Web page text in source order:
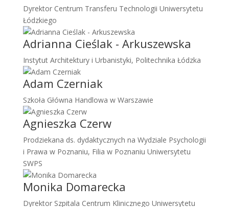
Dyrektor Centrum Transferu Technologii Uniwersytetu
Łódzkiego
Adrianna Cieślak - Arkuszewska
Instytut Architektury i Urbanistyki, Politechnika Łódzka
Adam Czerniak
Szkoła Główna Handlowa w Warszawie
Agnieszka Czerw
Prodziekana ds. dydaktycznych na Wydziale Psychologii
i Prawa w Poznaniu, Filia w Poznaniu Uniwersytetu
SWPS
Monika Domarecka
Dyrektor Szpitala Centrum Klinicznego Uniwersytetu